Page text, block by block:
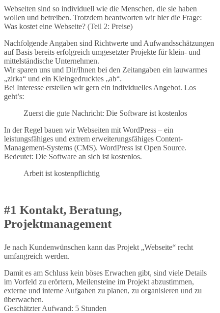
Webseiten sind so individuell wie die Menschen, die sie haben
wollen und betreiben. Trotzdem beantworten wir hier die Frage:
Was kostet eine Webseite? (Teil 2: Preise)
Nachfolgende Angaben sind Richtwerte und Aufwandsschätzungen
auf Basis bereits erfolgreich umgesetzter Projekte für klein- und
mittelständische Unternehmen.
Wir sparen uns und Dir/Ihnen bei den Zeitangaben ein lauwarmes
„zirka“ und ein Kleingedrucktes „ab“.
Bei Interesse erstellen wir gern ein individuelles Angebot. Los
geht’s:
Zuerst die gute Nachricht: Die Software ist kostenlos
In der Regel bauen wir Webseiten mit WordPress – ein
leistungsfähiges und extrem erweiterungsfähiges Content-
Management-Systems (CMS). WordPress ist Open Source.
Bedeutet: Die Software an sich ist kostenlos.
Arbeit ist kostenpflichtig
#1 Kontakt, Beratung,
Projektmanagement
Je nach Kundenwünschen kann das Projekt „Webseite“ recht
umfangreich werden.
Damit es am Schluss kein böses Erwachen gibt, sind viele Details
im Vorfeld zu erörtern, Meilensteine im Projekt abzustimmen,
externe und interne Aufgaben zu planen, zu organisieren und zu
überwachen.
Geschätzter Aufwand: 5 Stunden